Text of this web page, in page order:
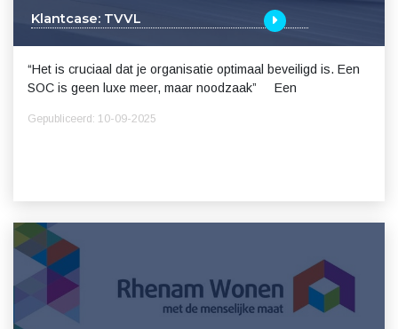
Klantcase: TVVL
“Het is cruciaal dat je organisatie optimaal beveiligd is. Een
SOC is geen luxe meer, maar noodzaak” Een
Gepubliceerd: 10-09-2025